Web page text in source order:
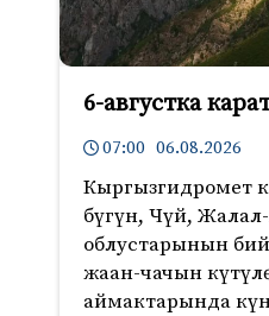
6-августка
07:00 06.08.2026
Кыргызгидромет
бүгүн, Чүй,
облустарынын
жаан-чачын
аймактарында